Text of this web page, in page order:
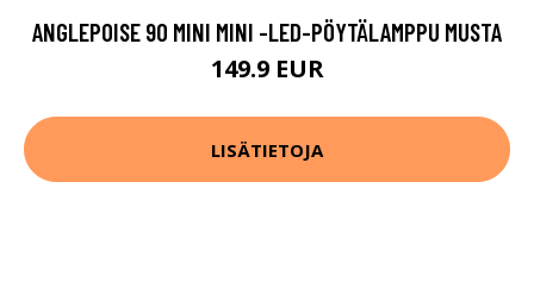
ANGLEPOISE 90 MINI MINI -LED-PÖYTÄLAMPPU MUSTA
149.9 EUR
LISÄTIETOJA